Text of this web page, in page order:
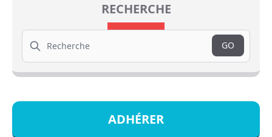
RECHERCHE
Search
GO
ADHÉRER